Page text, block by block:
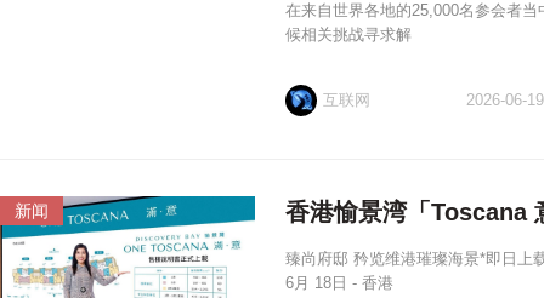
在来自世界各地的25,000名参会者
候相关挑战寻求解
互联网 2026-06-19
新闻 香港愉景湾「Toscana
臻尚府邸 矜览维港璀璨海景*即日上
6月 18日 - 香港